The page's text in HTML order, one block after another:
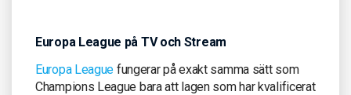
Europa League på TV och Stream
Europa League fungerar på exakt samma sätt som
Champions League bara att lagen som har kvalificerat